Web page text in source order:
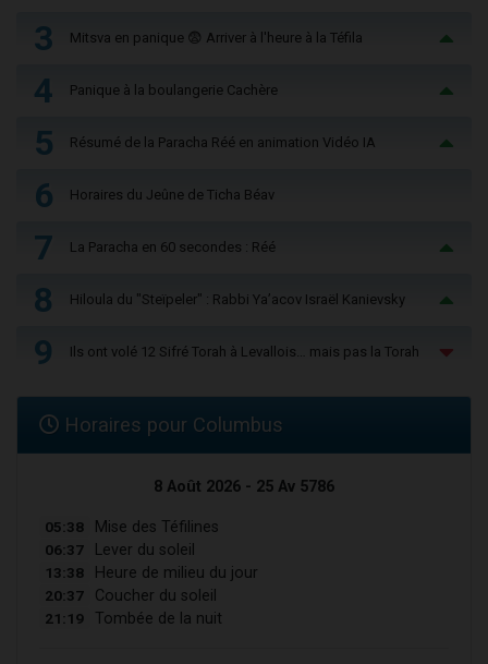
3 Mitsva en panique 😨 Arriver à l'heure à la Téfila
4 Panique à la boulangerie Cachère
5 Résumé de la Paracha Réé en animation Vidéo IA
6 Horaires du Jeûne de Ticha Béav
7 La Paracha en 60 secondes : Réé
8 Hiloula du "Steïpeler" : Rabbi Ya’acov Israël Kanievsky
9 Ils ont volé 12 Sifré Torah à Levallois… mais pas la Torah
Horaires pour Columbus
8 Août 2026 - 25 Av 5786
05:38 Mise des Téfilines
06:37 Lever du soleil
13:38 Heure de milieu du jour
20:37 Coucher du soleil
21:19 Tombée de la nuit